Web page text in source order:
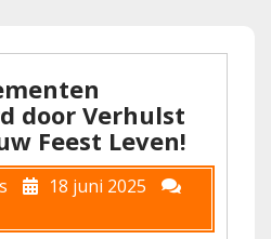
door Verhulst
Feest Leven!
18 juni 2025